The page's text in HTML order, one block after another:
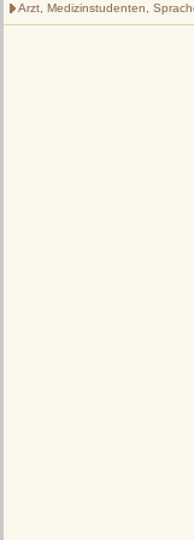
Arzt, Medizinstudenten,